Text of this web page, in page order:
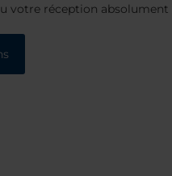
votre réception absolument